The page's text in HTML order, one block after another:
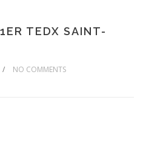
TEDX SAINT-
NO COMMENTS